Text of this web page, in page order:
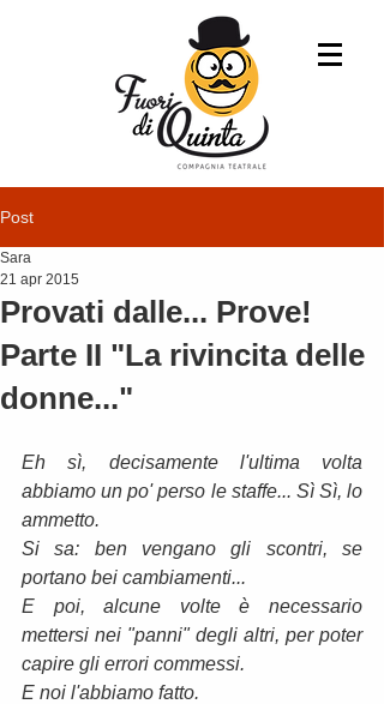
Post
Provati dalle... Prove!
Parte II "La rivincita delle
donne..."
Sara
21 apr 2015
Eh sì, decisamente l'ultima volta
abbiamo un po' perso le staffe... Sì Sì, lo
ammetto.
Si sa: ben vengano gli scontri, se
portano bei cambiamenti...
E poi, alcune volte è necessario
mettersi nei "panni" degli altri, per poter
capire gli errori commessi.
E noi l'abbiamo fatto.